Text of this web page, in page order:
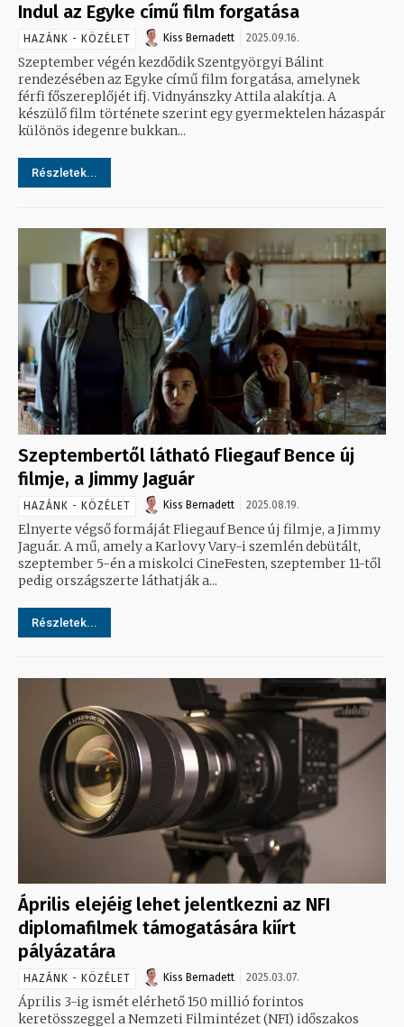
Indul az Egyke című film forgatása
HAZÁNK - KÖZÉLET Kiss Bernadett 2025.09.16.
Szeptember végén kezdődik Szentgyörgyi Bálint
rendezésében az Egyke című film forgatása, amelynek
férfi főszereplőjét ifj. Vidnyánszky Attila alakítja. A
készülő film története szerint egy gyermektelen házaspár
különös idegenre bukkan...
Részletek...
Szeptembertől látható Fliegauf Bence új
filmje, a Jimmy Jaguár
HAZÁNK - KÖZÉLET Kiss Bernadett 2025.08.19.
Elnyerte végső formáját Fliegauf Bence új filmje, a Jimmy
Jaguár. A mű, amely a Karlovy Vary-i szemlén debütált,
szeptember 5-én a miskolci CineFesten, szeptember 11-től
pedig országszerte láthatják a...
Részletek...
Április elejéig lehet jelentkezni az NFI
diplomafilmek támogatására kiírt
pályázatára
HAZÁNK - KÖZÉLET Kiss Bernadett 2025.03.07.
Április 3-ig ismét elérhető 150 millió forintos
keretösszeggel a Nemzeti Filmintézet (NFI) időszakos